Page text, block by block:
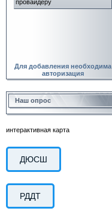
Для добавления необходима
авторизация
Наш опрос
интерактивная карта
ДЮСШ
РДДТ